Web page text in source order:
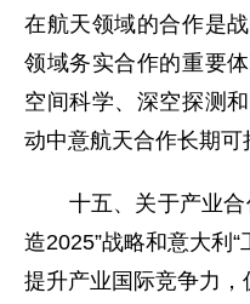
在航天领域的合作是
领域务实合作的重要
空间科学、深空探测
动中意航天合作长期可
十五、关于产业合
造2025”战略和意大利
提升产业国际竞争力，